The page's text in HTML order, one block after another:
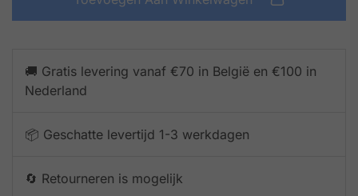
🚚 Gratis levering vanaf €70 in België en €100 in
Nederland
📦 Geschatte levertijd 1-3 werkdagen
🔄 Retourneren is mogelijk